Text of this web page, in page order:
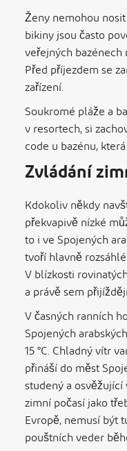
Ženy nemohou
bikiny jsou často
veřejných
Před příjezdem se
zařízení.
Soukromé pláže a
v resortech, si
code u bazénu,
Zvládání
Kdokoliv někdy
překvapivě nízké
to i ve Spojených
tvoří hlavně
V blízkosti
a právě sem
V časných ranních
Spojených
15 °C. Chladný vítr
přináší do měst
studený a
zimní počasí jako
Evropě, nemusí být
pouštních veder